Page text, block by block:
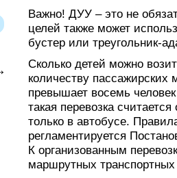
Важно! ДУУ – это не
целей также может
бустер или треугольник-
Сколько детей можно
количеству пассажирских
превышает восемь
такая перевозка
только в автобусе.
регламентируется
К организованным
маршрутных транспортных